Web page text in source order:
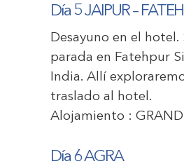
Día 5 JAIPUR –
Desayuno en el
parada en Fatehpur
India. Allí
traslado al hotel.
Alojamiento :
Día 6 AGRA